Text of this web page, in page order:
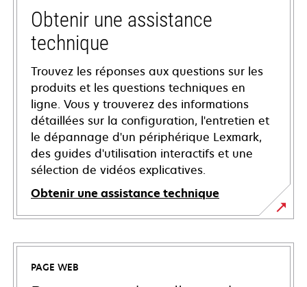
Obtenir une assistance
technique
Trouvez les réponses aux questions sur les
produits et les questions techniques en
ligne. Vous y trouverez des informations
détaillées sur la configuration, l'entretien et
le dépannage d'un périphérique Lexmark,
des guides d'utilisation interactifs et une
sélection de vidéos explicatives.
Obtenir une assistance technique
s’ouvre
dans
nouvel
PAGE WEB